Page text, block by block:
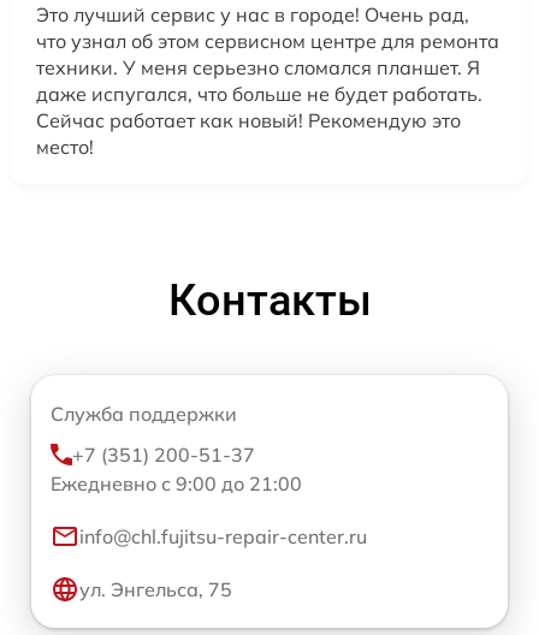
Это лучший сервис у нас в городе! Очень рад,
что узнал об этом сервисном центре для ремонта
техники. У меня серьезно сломался планшет. Я
даже испугался, что больше не будет работать.
Сейчас работает как новый! Рекомендую это
место!
Контакты
Служба поддержки
+7 (351) 200-51-37
Ежедневно с 9:00 до 21:00
info@chl.fujitsu-repair-center.ru
ул. Энгельса, 75